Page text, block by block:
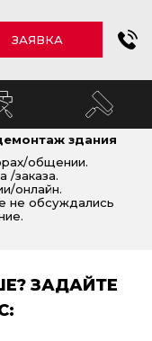
ЗАЯВКА
здания
общении.
/заказа.
онлайн.
не обсуждались
ЗАДАЙТЕ